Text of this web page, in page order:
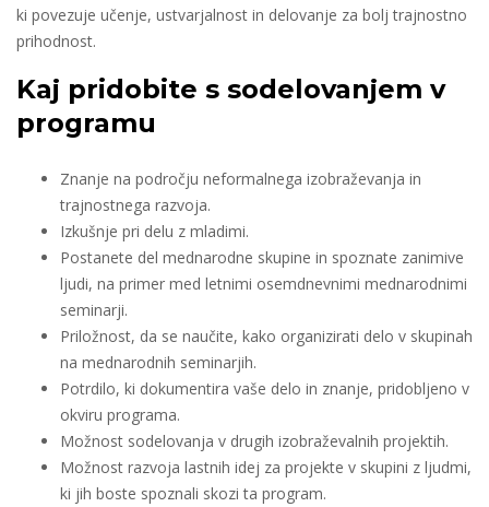
ki povezuje učenje, ustvarjalnost in delovanje za bolj trajnostno
prihodnost.
Kaj pridobite s sodelovanjem v
programu
Znanje na področju neformalnega izobraževanja in
trajnostnega razvoja.
Izkušnje pri delu z mladimi.
Postanete del mednarodne skupine in spoznate zanimive
ljudi, na primer med letnimi osemdnevnimi mednarodnimi
seminarji.
Priložnost, da se naučite, kako organizirati delo v skupinah
na mednarodnih seminarjih.
Potrdilo, ki dokumentira vaše delo in znanje, pridobljeno v
okviru programa.
Možnost sodelovanja v drugih izobraževalnih projektih.
Možnost razvoja lastnih idej za projekte v skupini z ljudmi,
ki jih boste spoznali skozi ta program.